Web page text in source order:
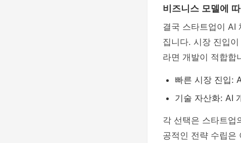
비즈니스 모델에
결국 스타트업이 AI
집니다. 시장 진입
라면 개발이 적합합
빠른 시장 진입:
기술 자산화: AI
각 선택은 스타트업
공적인 전략 수립은